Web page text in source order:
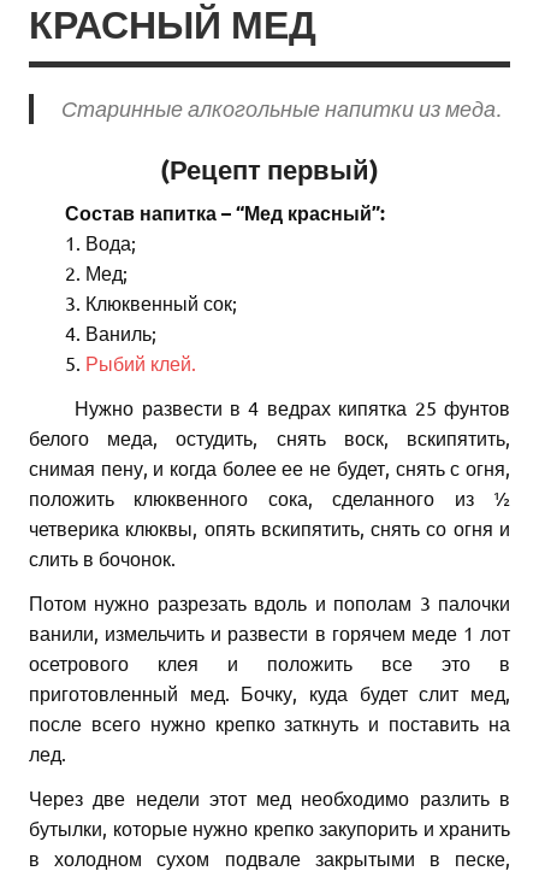
КРАСНЫЙ МЕД
Старинные алкогольные напитки из меда.
(Рецепт первый)
Состав напитка – “Мед красный”:
1. Вода;
2. Мед;
3. Клюквенный сок;
4. Ваниль;
5. Рыбий клей.
Нужно развести в 4 ведрах кипятка 25 фунтов
белого меда, остудить, снять воск, вскипятить,
снимая пену, и когда более ее не будет, снять с огня,
положить клюквенного сока, сделанного из ½
четверика клюквы, опять вскипятить, снять со огня и
слить в бочонок.
Потом нужно разрезать вдоль и пополам 3 палочки
ванили, измельчить и развести в горячем меде 1 лот
осетрового клея и положить все это в
приготовленный мед. Бочку, куда будет слит мед,
после всего нужно крепко заткнуть и поставить на
лед.
Через две недели этот мед необходимо разлить в
бутылки, которые нужно крепко закупорить и хранить
в холодном сухом подвале закрытыми в песке,